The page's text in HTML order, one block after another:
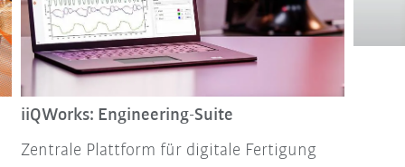
iiQWorks: Engineering-Suite
Zentrale Plattform für digitale Fertigung